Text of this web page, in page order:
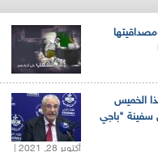
أكتوبر 28, 2021 |
الخميس
سفينة "باجي